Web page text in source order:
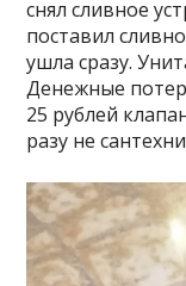
снял сливное
поставил
ушла сразу.
Денежные
25 рублей
разу не